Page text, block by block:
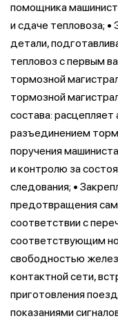
помощника
и сдаче тепловоза; •
детали,
тепловоз с первым
тормозной
тормозной
состава:
разъединением
поручения
и контролю за
следования; •
предотвращения
соответствии с
соответствующим
свободностью
контактной сети,
приготовления
показаниями